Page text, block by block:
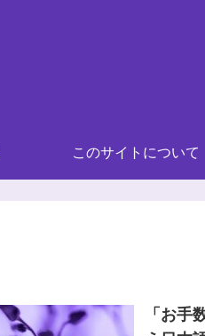
このサイトについて
「お手